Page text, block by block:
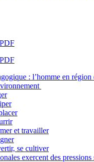
: l’homme en région
et travailler
se cultiver
exercent des pressions